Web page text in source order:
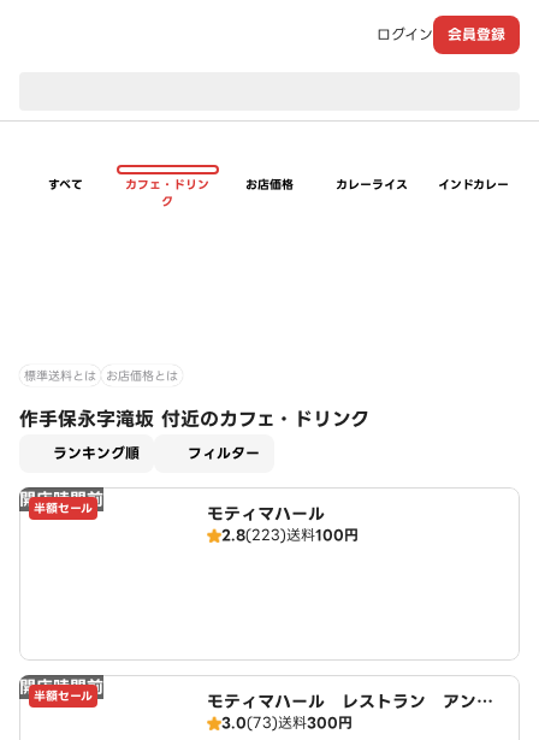
ログイン 会員登録
すべて
カフェ・ドリン
ク
お店価格 カレーライス インドカレー
標準送料とは お店価格とは
作手保永字滝坂 付近のカフェ・ドリンク
ランキング順 フィルター
開店時間前
半額セール モティマハール
2.8(223)送料100円
開店時間前
半額セール
モティマハール レストラン アンド
バー
3.0(73)送料300円